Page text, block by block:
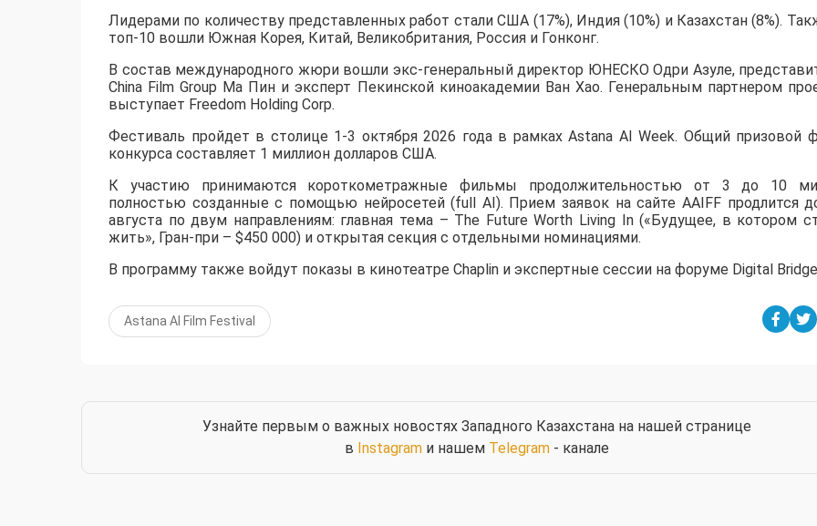
Лидерами по количеству представленных работ стали США (17%), Индия (10%) и Казахстан (8%).
топ-10 вошли Южная Корея, Китай, Великобритания, Россия и Гонконг.
В состав международного жюри вошли экс-генеральный директор ЮНЕСКО Одри Азуле,
China Film Group Ма Пин и эксперт Пекинской киноакадемии Ван Хао. Генеральным партнером
выступает Freedom Holding Corp.
​Фестиваль пройдет в столице 1-3 октября 2026 года в рамках Astana AI Week. Общий призовой
конкурса составляет 1 миллион долларов США.
К участию принимаются короткометражные фильмы продолжительностью от 3 до 10
полностью созданные с помощью нейросетей (full AI). Прием заявок на сайте AAIFF продлится
августа по двум направлениям: главная тема – The Future Worth Living In («Будущее, в котором
жить», Гран-при – $450 000) и открытая секция с отдельными номинациями.
В программу также войдут показы в кинотеатре Chaplin и экспертные сессии на форуме Digital
Astana AI Film Festival
Узнайте первым о важных новостях Западного Казахстана на нашей странице
в Instagramи нашем Telegram- канале